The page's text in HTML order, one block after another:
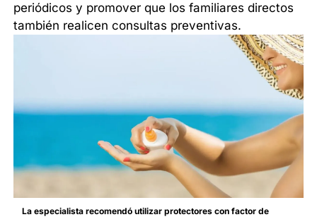
periódicos y promover que los familiares directos
también realicen consultas preventivas.
La especialista recomendó utilizar protectores con factor de